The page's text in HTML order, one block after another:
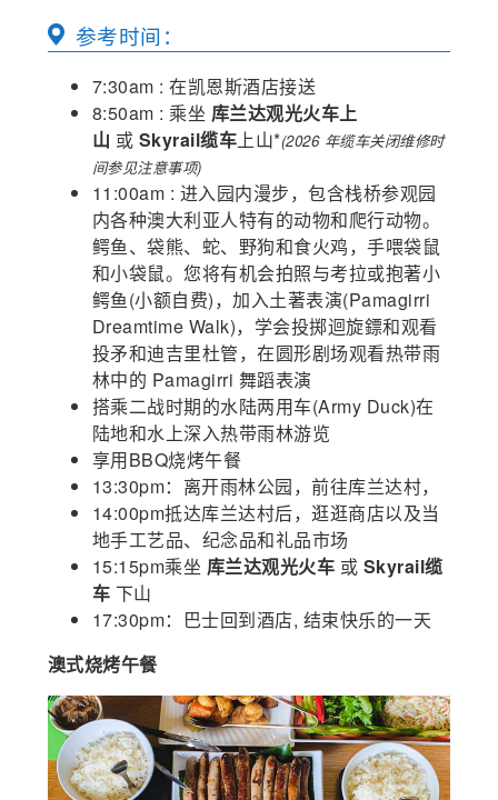
参考时间：
7:30am : 在凯恩斯酒店接送
8:50am : 乘坐 库兰达观光火车上
山 或 Skyrail缆车上山*(2026 年缆车关闭维修时
间参见注意事项)
11:00am : 进入园内漫步，包含栈桥参观园
内各种澳大利亚人特有的动物和爬行动物。
鳄鱼、袋熊、蛇、野狗和食火鸡，手喂袋鼠
和小袋鼠。您将有机会拍照与考拉或抱著小
鳄鱼(小额自费)，加入土著表演(Pamagirri
Dreamtime Walk)，学会投掷迴旋鏢和观看
投矛和迪吉里杜管，在圆形剧场观看热带雨
林中的 Pamagirri 舞蹈表演
搭乘二战时期的水陆两用车(Army Duck)在
陆地和水上深入热带雨林游览
享用BBQ烧烤午餐
13:30pm：离开雨林公园，前往库兰达村，
14:00pm抵达库兰达村后，逛逛商店以及当
地手工艺品、纪念品和礼品市场
15:15pm乘坐 库兰达观光火车 或 Skyrail缆
车 下山
17:30pm：巴士回到酒店, 结束快乐的一天
澳式烧烤午餐